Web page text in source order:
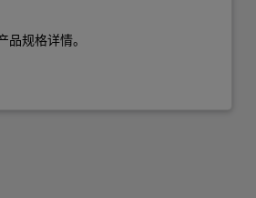
规格详情。